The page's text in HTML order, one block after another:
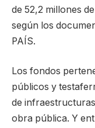
de 52,2 millones
según los
PAÍS.
Los fondos
públicos y
de
obra pública. Y